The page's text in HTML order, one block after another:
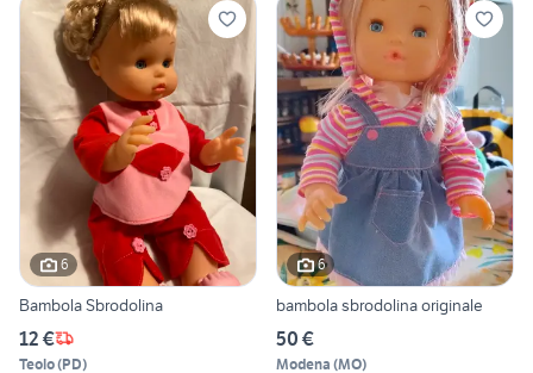
6
Bambola Sbrodolina
12 €
Teolo(PD)
6
bambola sbrodolina originale
50 €
Modena (MO)